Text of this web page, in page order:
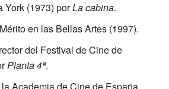
York (1973) porLa cabina.
en las Bellas Artes (1997).
del Festival de Cine de
Planta 4ª.